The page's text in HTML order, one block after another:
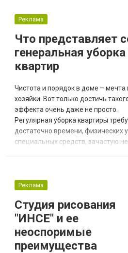
наверное, улыбнулся и вспомнил
свадебные фотографии,
наигранно-помпезные позы,
Реклама
Что представляет
генеральная уборка
квартир
Чистота и порядок в доме – мечта
хозяйки. Вот только достичь
эффекта очень даже не просто.
Регулярная уборка квартиры
достаточно времени, физических
специальных средств, зачастую
поставленную задачу сами,
справится с ней. Современные
клининговые компании в Киеве
Реклама
Студия рисования
"ИНСЕ" и ее
неоспоримые
преимущества